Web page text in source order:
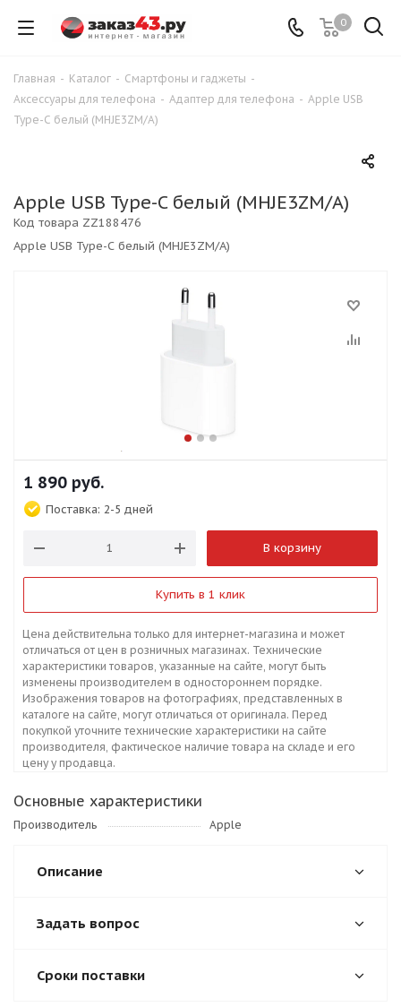
0
Главная - Каталог - Смартфоны и гаджеты -
Аксессуары для телефона - Адаптер для телефона - Apple USB
Type-C белый (MHJE3ZM/A)
Apple USB Type-C белый (MHJE3ZM/A)
Apple USB Type-C белый (MHJE3ZM/A)
Код товара ZZ188476
1 890 руб.
Поставка: 2-5 дней
В корзину
Купить в 1 клик
Цена действительна только для интернет-магазина и может
отличаться от цен в розничных магазинах. Технические
характеристики товаров, указанные на сайте, могут быть
изменены производителем в одностороннем порядке.
Изображения товаров на фотографиях, представленных в
каталоге на сайте, могут отличаться от оригинала. Перед
покупкой уточните технические характеристики на сайте
производителя, фактическое наличие товара на складе и его
цену у продавца.
Основные характеристики
Производитель Apple
Описание
Задать вопрос
Сроки поставки